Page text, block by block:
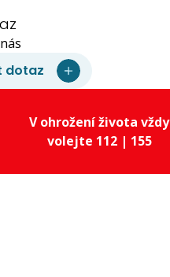
dotaz
V ohrožení života vždy
volejte 112 | 155